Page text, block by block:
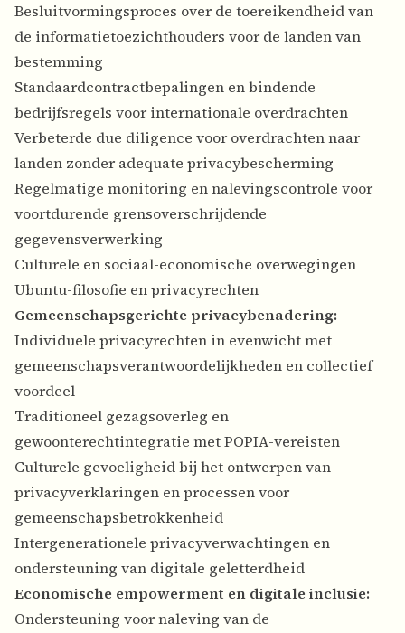
Besluitvormingsproces over de toereikendheid van
de informatietoezichthouders voor de landen van
bestemming
Standaardcontractbepalingen en bindende
bedrijfsregels voor internationale overdrachten
Verbeterde due diligence voor overdrachten naar
landen zonder adequate privacybescherming
Regelmatige monitoring en nalevingscontrole voor
voortdurende grensoverschrijdende
gegevensverwerking
Culturele en sociaal-economische overwegingen
Ubuntu-filosofie en privacyrechten
Gemeenschapsgerichte privacybenadering:
Individuele privacyrechten in evenwicht met
gemeenschapsverantwoordelijkheden en collectief
voordeel
Traditioneel gezagsoverleg en
gewoonterechtintegratie met POPIA-vereisten
Culturele gevoeligheid bij het ontwerpen van
privacyverklaringen en processen voor
gemeenschapsbetrokkenheid
Intergenerationele privacyverwachtingen en
ondersteuning van digitale geletterdheid
Economische empowerment en digitale inclusie:
Ondersteuning voor naleving van de